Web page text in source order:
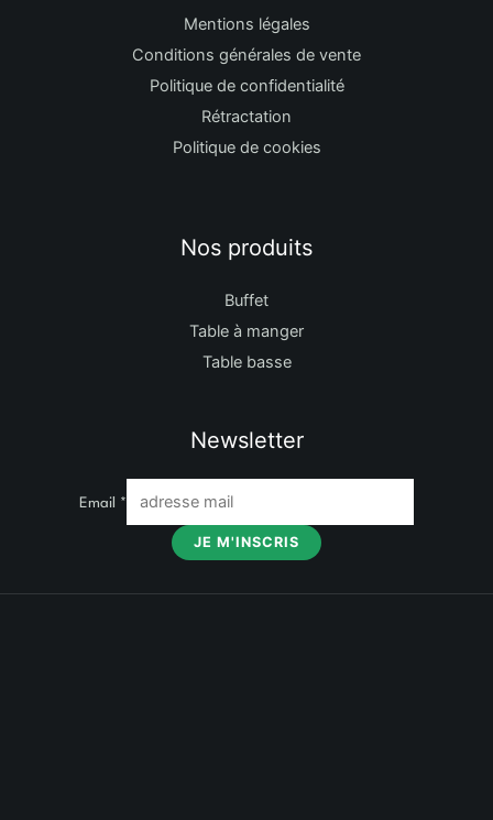
Mentions légales
Conditions générales de vente
Politique de confidentialité
Rétractation
Politique de cookies
Nos produits
Buffet
Table à manger
Table basse
Newsletter
Email *
JE M'INSCRIS